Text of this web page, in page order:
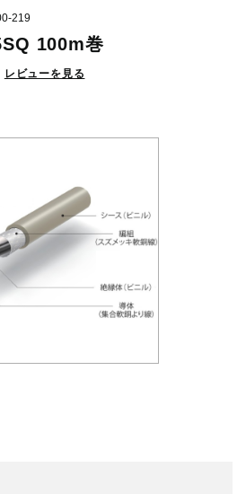
219
100m巻
レビューを見る